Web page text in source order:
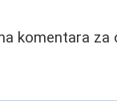
komentara za